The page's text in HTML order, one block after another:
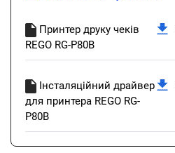
Принтер друку чеків
REGO RG-P80B
Інсталяційний драйвер
для принтера REGO RG-
P80B